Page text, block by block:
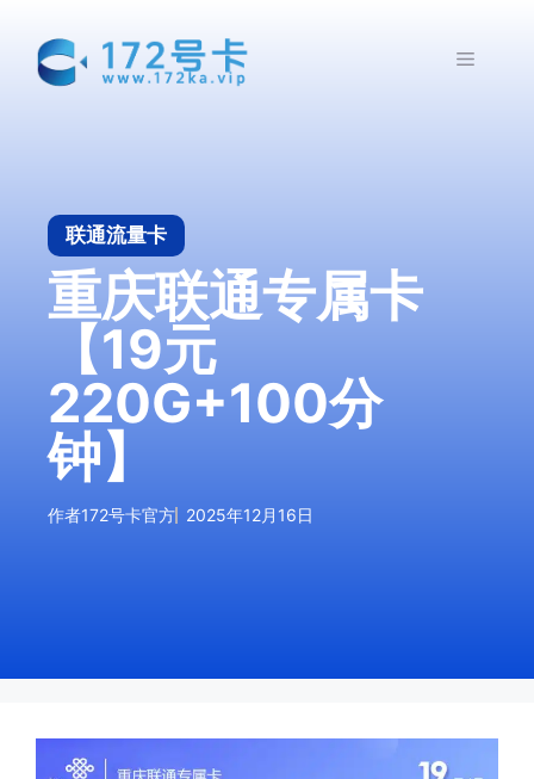
菜
联通流量卡
重庆联通专属卡
【19元
220G+100分
钟】
作者172号卡官方 2025年12月16日